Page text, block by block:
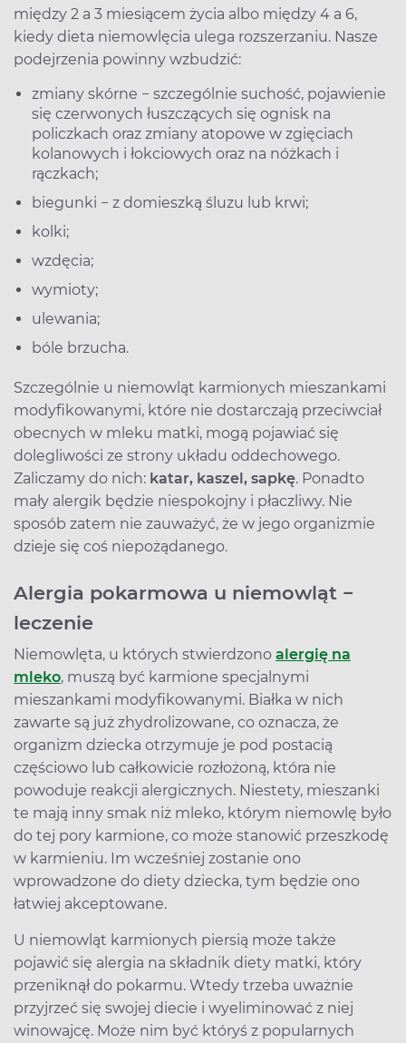
między 2 a 3 miesiącem życia albo między 4 a 6,
kiedy dieta niemowlęcia ulega rozszerzaniu. Nasze
podejrzenia powinny wzbudzić:
zmiany skórne − szczególnie suchość, pojawienie
się czerwonych łuszczących się ognisk na
policzkach oraz zmiany atopowe w zgięciach
kolanowych i łokciowych oraz na nóżkach i
rączkach;
biegunki − z domieszką śluzu lub krwi;
kolki;
wzdęcia;
wymioty;
ulewania;
bóle brzucha.
Szczególnie u niemowląt karmionych mieszankami
modyfikowanymi, które nie dostarczają przeciwciał
obecnych w mleku matki, mogą pojawiać się
dolegliwości ze strony układu oddechowego.
Zaliczamy do nich: katar, kaszel, sapkę. Ponadto
mały alergik będzie niespokojny i płaczliwy. Nie
sposób zatem nie zauważyć, że w jego organizmie
dzieje się coś niepożądanego.
Alergia pokarmowa u niemowląt −
leczenie
Niemowlęta, u których stwierdzono alergię na
mleko, muszą być karmione specjalnymi
mieszankami modyfikowanymi. Białka w nich
zawarte są już zhydrolizowane, co oznacza, że
organizm dziecka otrzymuje je pod postacią
częściowo lub całkowicie rozłożoną, która nie
powoduje reakcji alergicznych. Niestety, mieszanki
te mają inny smak niż mleko, którym niemowlę było
do tej pory karmione, co może stanowić przeszkodę
w karmieniu. Im wcześniej zostanie ono
wprowadzone do diety dziecka, tym będzie ono
łatwiej akceptowane.
U niemowląt karmionych piersią może także
pojawić się alergia na składnik diety matki, który
przeniknął do pokarmu. Wtedy trzeba uważnie
przyjrzeć się swojej diecie i wyeliminować z niej
winowajcę. Może nim być któryś z popularnych